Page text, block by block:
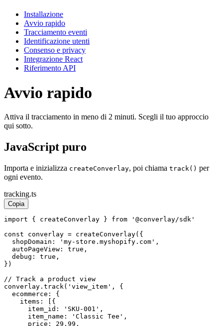
Installazione
Avvio rapido
Tracciamento eventi
Identificazione utenti
Consenso e privacy
Integrazione React
Riferimento API
Avvio rapido
Attiva il tracciamento in meno di 2 minuti. Scegli il tuo approccio
qui sotto.
JavaScript puro
Importa e inizializza createConverlay, poi chiama track() per
ogni evento.
tracking.ts
Copia
import { createConverlay } from '@converlay/sdk'
const converlay = createConverlay({
  shopDomain: 'my-store.myshopify.com',
  autoPageView: true,
  debug: true,
})
// Track a product view
converlay.track('view_item', {
  ecommerce: {
    items: [{
      item_id: 'SKU-001',
      item_name: 'Classic Tee',
      price: 29.99,